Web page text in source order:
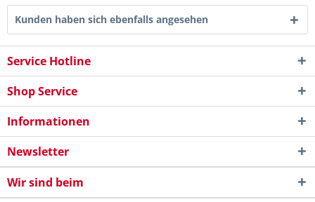
Kunden haben sich ebenfalls angesehen
Service Hotline
Shop Service
Informationen
Newsletter
Wir sind beim